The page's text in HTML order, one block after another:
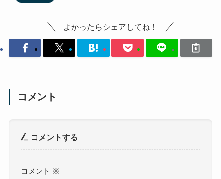
よかったらシェアしてね！
コメント
コメントする
コメント ※